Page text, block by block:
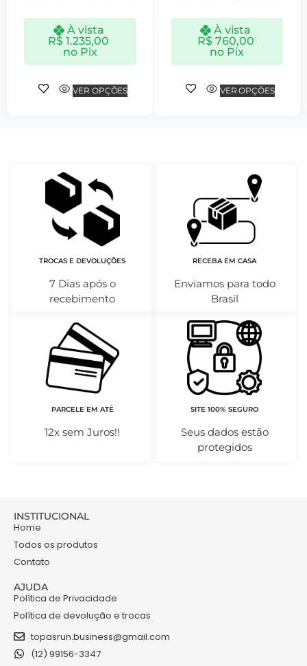
À vista
R$ 1.235,00
no Pix
VER OPÇÕES
À vista
R$760,00
no Pix
VER OPÇÕES
TROCAS E DEVOLUÇÕES
7 Dias após o
recebimento
RECEBA EM CASA
Enviamos para todo
Brasil
PARCELE EM ATÉ
12x sem Juros!!
SITE 100% SEGURO
Seus dados estão
protegidos
INSTITUCIONAL
Home
Todos os produtos
Contato
AJUDA
Política de Privacidade
Política de devolução e trocas
topasrun.business@gmail.com
(12) 99156-3347